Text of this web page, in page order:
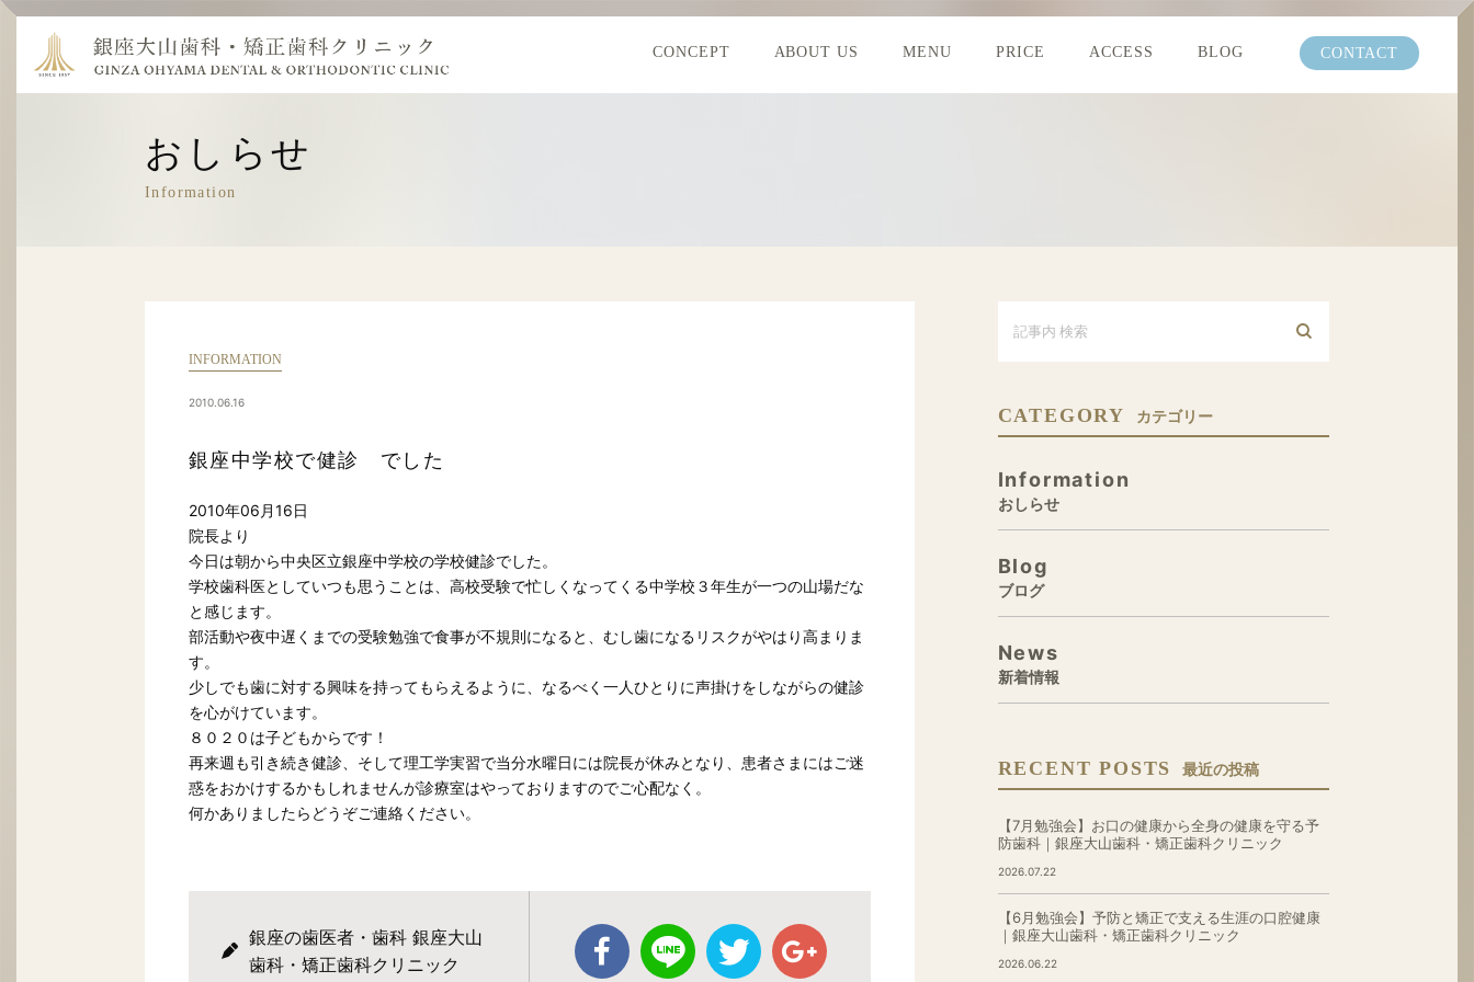
CONCEPT ABOUT US MENU PRICE ACCESS BLOG CONTACT
おしらせ
Information
INFORMATION
2010.06.16
銀座中学校で健診 でした
2010年06月16日
院長より
今日は朝から中央区立銀座中学校の学校健診でした。
学校歯科医としていつも思うことは、高校受験で忙しくなってくる中学校３年生が一つの山場だな
と感じます。
部活動や夜中遅くまでの受験勉強で食事が不規則になると、むし歯になるリスクがやはり高まりま
す。
少しでも歯に対する興味を持ってもらえるように、なるべく一人ひとりに声掛けをしながらの健診
を心がけています。
８０２０は子どもからです！
再来週も引き続き健診、そして理工学実習で当分水曜日には院長が休みとなり、患者さまにはご迷
惑をおかけするかもしれませんが診療室はやっておりますのでご心配なく。
何かありましたらどうぞご連絡ください。
銀座の歯医者・歯科 銀座大山
歯科・矯正歯科クリニック
CATEGORY カテゴリー
Information
おしらせ
Blog
ブログ
News
新着情報
RECENT POSTS 最近の投稿
【7月勉強会】お口の健康から全身の健康を守る予
防歯科｜銀座大山歯科・矯正歯科クリニック
2026.07.22
【6月勉強会】予防と矯正で支える生涯の口腔健康
｜銀座大山歯科・矯正歯科クリニック
2026.06.22